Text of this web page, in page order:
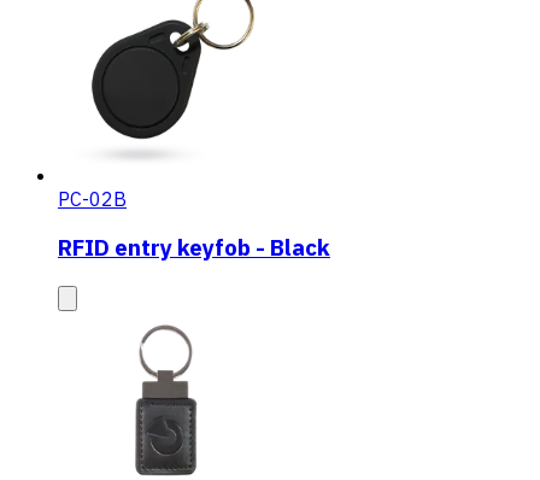
PC-02B
RFID entry keyfob - Black